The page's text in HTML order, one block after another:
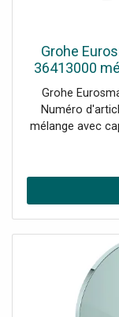
Grohe
36413000
Grohe
Numéro
mélange avec
avec de
de service avec
60 Hz, 6,75 V
de mélange
et Pièges à
Apple ** et
les
lecture